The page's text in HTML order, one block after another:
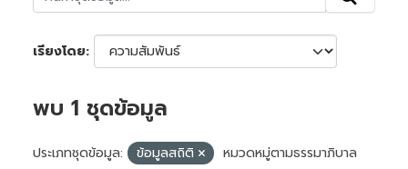
เรียงโดย
พบ 1 ชุดข้อมูล
ประเภทชุดข้อมูล: ข้อมูลสถิติ
หมวดหมู่ตามธรรมาภิบาล